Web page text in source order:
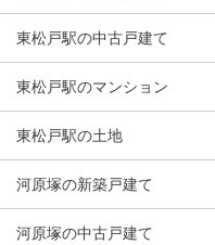
東松戸駅の中古戸建て
東松戸駅のマンション
東松戸駅の土地
河原塚の新築戸建て
河原塚の中古戸建て